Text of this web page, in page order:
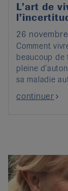
L’art de
26
Comment
beaucoup de
pleine
sa maladie
continuer